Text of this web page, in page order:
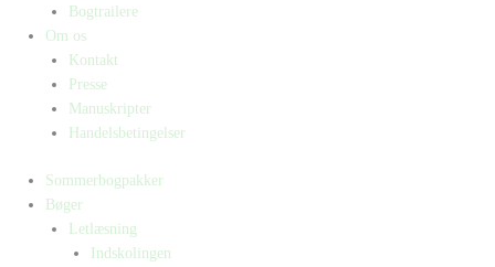
Bogtrailere
Om os
Kontakt
Presse
Manuskripter
Handelsbetingelser
Sommerbogpakker
Bøger
Letlæsning
Indskolingen